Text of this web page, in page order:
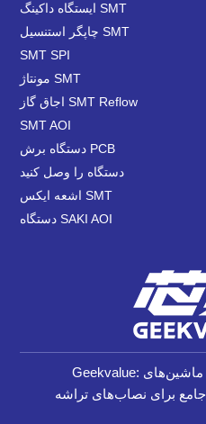
ایستگاه داکینگ SMT
چاپگر استنسیل SMT
SMT SPI
مونتاژ SMT
اجاق گاز SMT Reflow
SMT AOI
دستگاه برش PCB
دستگاه را وصل کنید
اشعه ایکس SMT
دستگاه SAKI AOI
جامع برای نصاب‌های تراشه